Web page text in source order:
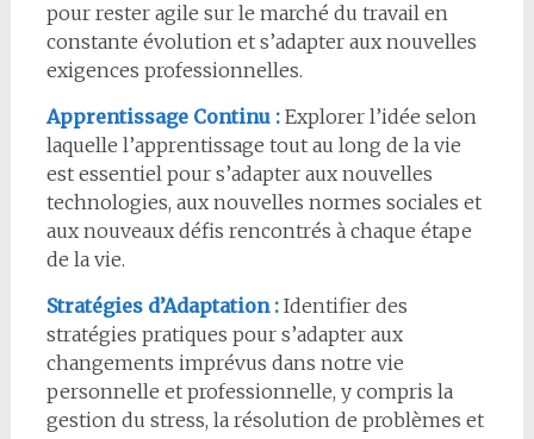
pour rester agile sur le marché du travail en
constante évolution et s’adapter aux nouvelles
exigences professionnelles.
Apprentissage Continu : Explorer l’idée selon
laquelle l’apprentissage tout au long de la vie
est essentiel pour s’adapter aux nouvelles
technologies, aux nouvelles normes sociales et
aux nouveaux défis rencontrés à chaque étape
de la vie.
Stratégies d’Adaptation : Identifier des
stratégies pratiques pour s’adapter aux
changements imprévus dans notre vie
personnelle et professionnelle, y compris la
gestion du stress, la résolution de problèmes et